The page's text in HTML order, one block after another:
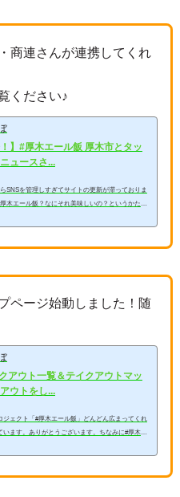
商連さんが連携してくれ
ください♪
】#厚木エール飯 厚木市とタッ
ュースさ...
SNSを管理しすぎてサイトの更新が滞っておりま
木エール飯？なにそれ美味しいの？というかたは
広報課からご連絡がありまして色々...
ページ始動しました！随
アウト一覧＆テイクアウトマッ
ウトをし...
ジェクト「#厚木エール飯」どんどん広まってくれ
ます。ありがとうございます。ちなみに#厚木エ